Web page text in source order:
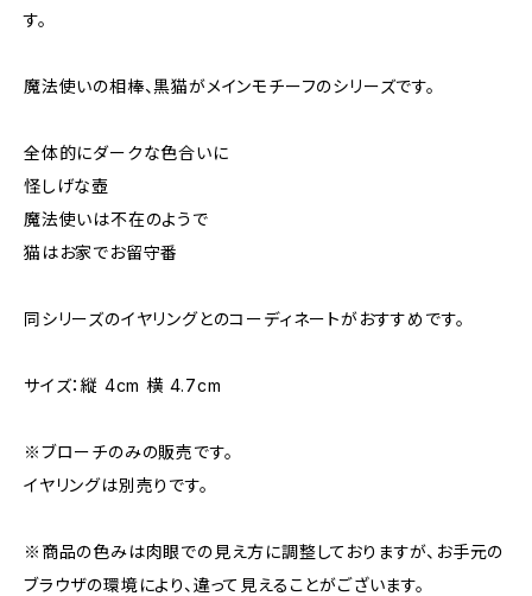
す。
魔法使いの相棒、黒猫がメインモチーフのシリーズです。
全体的にダークな色合いに
怪しげな壺
魔法使いは不在のようで
猫はお家でお留守番
同シリーズのイヤリングとのコーディネートがおすすめです。
サイズ：縦 4cm 横 4.7cm
※ブローチのみの販売です。
イヤリングは別売りです。
※商品の色みは肉眼での見え方に調整しておりますが、お手元の
ブラウザの環境により、違って見えることがございます。